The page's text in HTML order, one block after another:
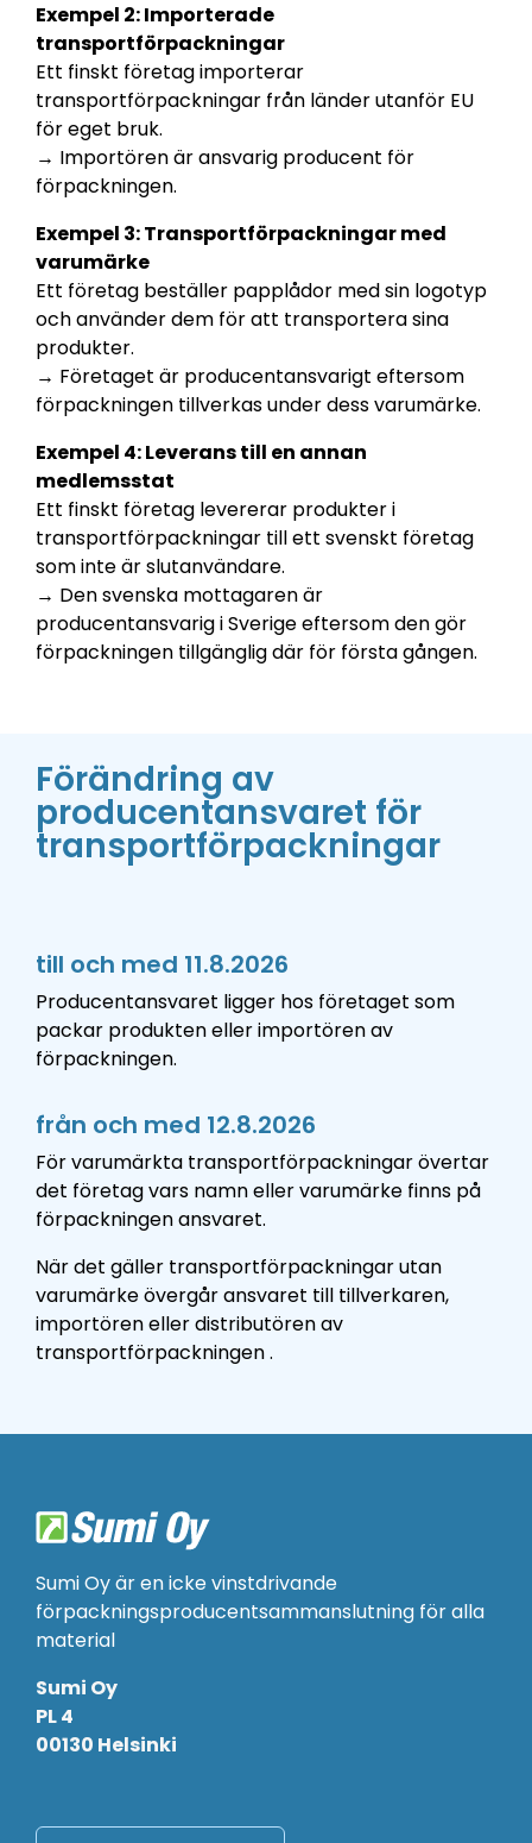
Exempel 2: Importerade
transportförpackningar
Ett finskt företag importerar
transportförpackningar från länder utanför EU
för eget bruk.
→ Importören är ansvarig producent för
förpackningen.
Exempel 3: Transportförpackningar med
varumärke
Ett företag beställer papplådor med sin logotyp
och använder dem för att transportera sina
produkter.
→ Företaget är producentansvarigt eftersom
förpackningen tillverkas under dess varumärke.
Exempel 4: Leverans till en annan
medlemsstat
Ett finskt företag levererar produkter i
transportförpackningar till ett svenskt företag
som inte är slutanvändare.
→ Den svenska mottagaren är
producentansvarig i Sverige eftersom den gör
förpackningen tillgänglig där för första gången.
Förändring av
producentansvaret för
transportförpackningar
till och med 11.8.2026
Producentansvaret ligger hos företaget som
packar produkten eller importören av
förpackningen.
från och med 12.8.2026
För varumärkta transportförpackningar övertar
det företag vars namn eller varumärke finns på
förpackningen ansvaret.
När det gäller transportförpackningar utan
varumärke övergår ansvaret till tillverkaren,
importören eller distributörenav
transportförpackningen.
Sumi Oy är en icke vinstdrivande
förpackningsproducentsammanslutning för alla
material
Sumi Oy
PL 4
00130 Helsinki